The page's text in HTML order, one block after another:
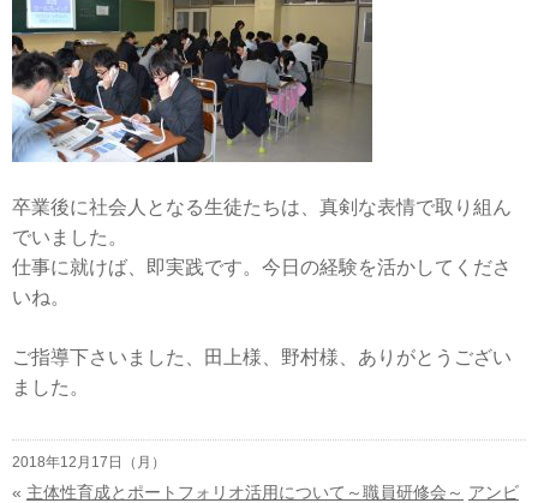
卒業後に社会人となる生徒たちは、真剣な表情で取り組ん
でいました。
仕事に就けば、即実践です。今日の経験を活かしてくださ
いね。
ご指導下さいました、田上様、野村様、ありがとうござい
ました。
2018年12月17日（月）
« 主体性育成とポートフォリオ活用について～職員研修会～ アンビ